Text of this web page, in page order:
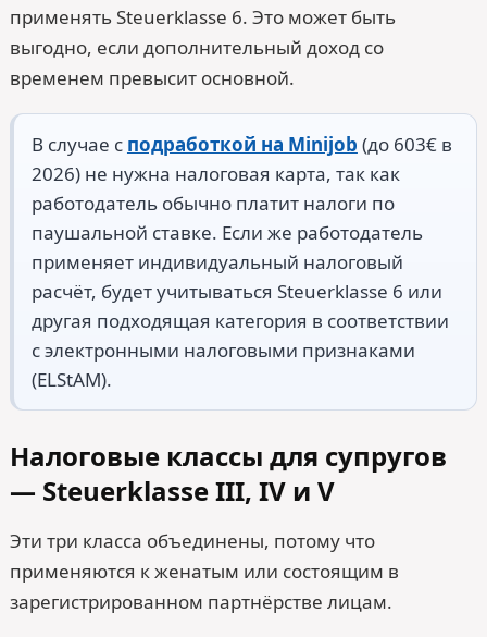
применять Steuerklasse 6. Это может быть
выгодно, если дополнительный доход со
временем превысит основной.
В случае с подработкой на Minijob (до 603€ в
2026) не нужна налоговая карта, так как
работодатель обычно платит налоги по
паушальной ставке. Если же работодатель
применяет индивидуальный налоговый
расчёт, будет учитываться Steuerklasse 6 или
другая подходящая категория в соответствии
с электронными налоговыми признаками
(ELStAM).
Налоговые классы для супругов
— Steuerklasse III, IV и V
Эти три класса объединены, потому что
применяются к женатым или состоящим в
зарегистрированном партнёрстве лицам.